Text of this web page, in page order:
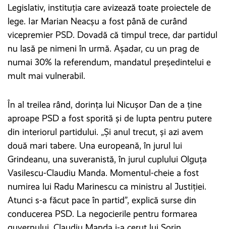
Legislativ, instituția care avizează toate proiectele de
lege. Iar Marian Neacșu a fost până de curând
vicepremier PSD. Dovadă că timpul trece, dar partidul
nu lasă pe nimeni în urmă. Așadar, cu un prag de
numai 30% la referendum, mandatul președintelui e
mult mai vulnerabil.
În al treilea rând, dorința lui Nicușor Dan de a ține
aproape PSD a fost sporită și de lupta pentru putere
din interiorul partidului. „Și anul trecut, și azi avem
două mari tabere. Una europeană, în jurul lui
Grindeanu, una suveranistă, în jurul cuplului Olguța
Vasilescu-Claudiu Manda. Momentul-cheie a fost
numirea lui Radu Marinescu ca ministru al Justiției.
Atunci s-a făcut pace în partid”, explică surse din
conducerea PSD. La negocierile pentru formarea